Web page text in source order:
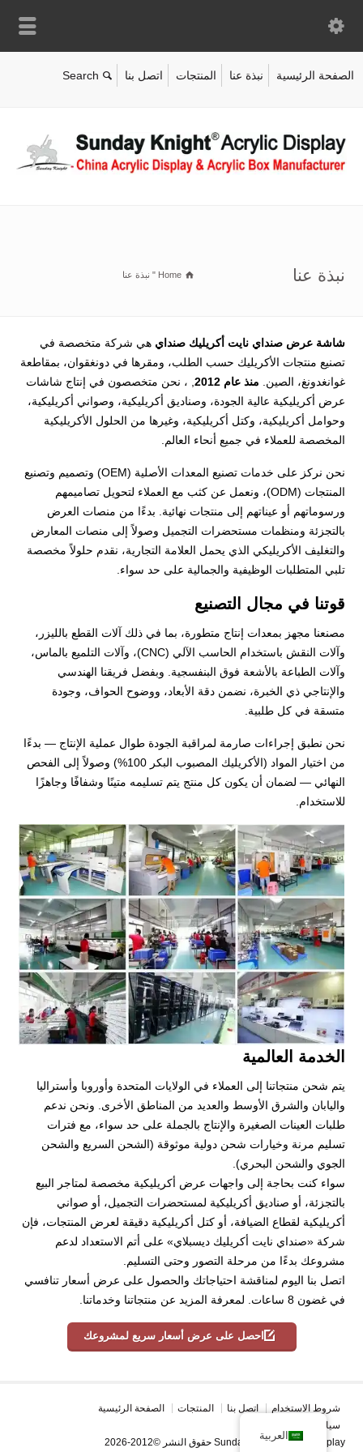
الصفحة الرئيسية نبذة عنا المنتجات اتصل بنا
نبذة عنا Home
" نبذة عنا
شاشة عرض صنداي نايت أكريليك صنداي هي شركة متخصصة في
تصنيع منتجات الأكريليك حسب الطلب، ومقرها في دونغقوان، بمقاطعة
غوانغدونغ، الصين. منذ عام 2012
, ، نحن متخصصون في إنتاج شاشات
عرض أكريليكية عالية الجودة، وصناديق أكريليكية، وصواني أكريليكية،
وحوامل أكريليكية، وكتل أكريليكية، وغيرها من الحلول الأكريليكية
المخصصة للعملاء في جميع أنحاء العالم.
نحن نركز على خدمات تصنيع المعدات الأصلية (OEM) وتصميم وتصنيع
المنتجات (ODM)، ونعمل عن كثب مع العملاء لتحويل تصاميمهم
ورسوماتهم أو عيناتهم إلى منتجات نهائية. بدءًا من منصات العرض
بالتجزئة ومنظمات مستحضرات التجميل وصولاً إلى منصات المعارض
والتغليف الأكريليكي الذي يحمل العلامة التجارية، نقدم حلولاً مخصصة
تلبي المتطلبات الوظيفية والجمالية على حد سواء.
قوتنا في مجال التصنيع
مصنعنا مجهز بمعدات إنتاج متطورة، بما في ذلك آلات القطع بالليزر،
وآلات النقش باستخدام الحاسب الآلي (CNC)، وآلات التلميع بالماس،
وآلات الطباعة بالأشعة فوق البنفسجية. وبفضل فريقنا الهندسي
والإنتاجي ذي الخبرة، نضمن دقة الأبعاد، ووضوح الحواف، وجودة
متسقة في كل طلبية.
نحن نطبق إجراءات صارمة لمراقبة الجودة طوال عملية الإنتاج — بدءًا
من اختيار المواد (الأكريليك المصبوب البكر 100%) وصولاً إلى الفحص
النهائي — لضمان أن يكون كل منتج يتم تسليمه متينًا وشفافًا وجاهزًا
للاستخدام.
الخدمة العالمية
يتم شحن منتجاتنا إلى العملاء في الولايات المتحدة وأوروبا وأستراليا
واليابان والشرق الأوسط والعديد من المناطق الأخرى. ونحن ندعم
طلبات العينات الصغيرة والإنتاج بالجملة على حد سواء، مع فترات
تسليم مرنة وخيارات شحن دولية موثوقة (الشحن السريع والشحن
الجوي والشحن البحري).
سواء كنت بحاجة إلى واجهات عرض أكريليكية مخصصة لمتاجر البيع
بالتجزئة، أو صناديق أكريليكية لمستحضرات التجميل، أو صواني
أكريليكية لقطاع الضيافة، أو كتل أكريليكية دقيقة لعرض المنتجات، فإن
شركة «صنداي نايت أكريليك ديسبلاي» على أتم الاستعداد لدعم
مشروعك بدءًا من مرحلة التصور وحتى التسليم.
اتصل بنا اليوم لمناقشة احتياجاتك والحصول على عرض أسعار تنافسي
في غضون 8 ساعات. لمعرفة المزيد عن منتجاتنا وخدماتنا.
احصل على عرض أسعار سريع لمشروعك
الصفحة الرئيسية المنتجات اتصل بنا
شروط الاستخدام
سياسة الخصوصية
حقوق النشر ©2012-2026 Sunday Knight Acrylic Display
العربية